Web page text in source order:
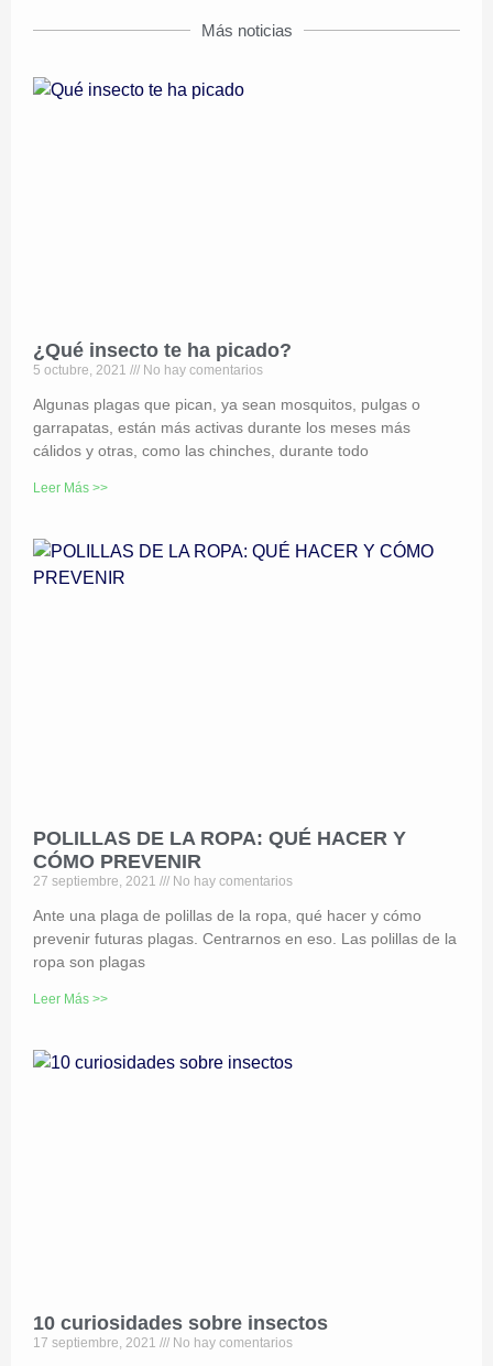
Más noticias
¿Qué insecto te ha picado?
5 octubre, 2021 No hay comentarios
Algunas plagas que pican, ya sean mosquitos, pulgas o
garrapatas, están más activas durante los meses más
cálidos y otras, como las chinches, durante todo
Leer Más >>
POLILLAS DE LA ROPA: QUÉ HACER Y
CÓMO PREVENIR
27 septiembre, 2021 No hay comentarios
Ante una plaga de polillas de la ropa, qué hacer y cómo
prevenir futuras plagas. Centrarnos en eso. Las polillas de la
ropa son plagas
Leer Más >>
10 curiosidades sobre insectos
17 septiembre, 2021 No hay comentarios